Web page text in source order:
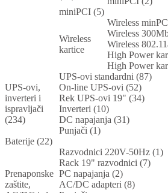
miniPCI (5)
Wireless
kartice
Wireless
Wireless
Wireless
High Power
High Power
UPS-ovi,
inverteri i
ispravljači
(234)
UPS-ovi standardni (87)
On-line UPS-ovi (52)
Rek UPS-ovi 19" (34)
Inverteri (10)
DC napajanja (31)
Punjači (1)
Baterije (22)
Prenaponske
zaštite,
Razvodnici 220V-50Hz (1)
Rack 19" razvodnici (7)
PC napajanja (2)
AC/DC adapteri (8)